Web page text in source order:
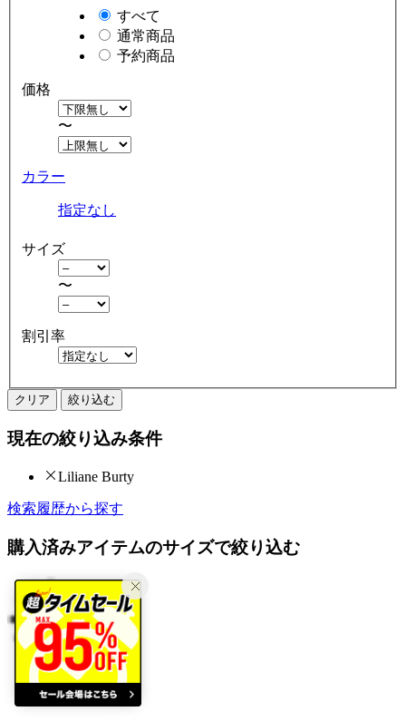
すべて
通常商品
予約商品
価格
〜
カラー
指定なし
サイズ
〜
割引率
クリア 絞り込む
現在の絞り込み条件
Liliane Burty
検索履歴から探す
購入済みアイテムのサイズで絞り込む